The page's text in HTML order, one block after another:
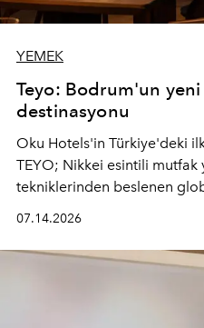
YEMEK
Teyo: Bodrum'un
destinasyonu
Oku Hotels'in Türkiye'deki
TEYO; Nikkei esintili mutfak
tekniklerinden beslenen
07.14.2026